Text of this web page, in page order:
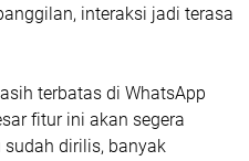
interaksi jadi terasa
terbatas di WhatsApp
fitur ini akan segera
dirilis, banyak